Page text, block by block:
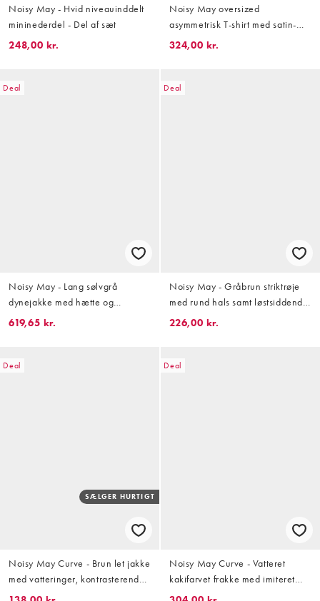
Noisy May - Hvid niveauinddelt
mininederdel - Del af sæt
248,00 kr.
Noisy May oversized
asymmetrisk T-shirt med satin-
detalje i sort
324,00 kr.
Deal
Noisy May - Lang sølvgrå
dynejakke med hætte og
polstring
619,65 kr.
Deal
Noisy May - Gråbrun striktrøje
med rund hals samt løstsiddende
pasform
226,00 kr.
Deal
SÆLGER HURTIGT
Noisy May Curve - Brun let jakke
med vatteringer, kontrasterende
fløjlskrave og tern
Deal
Noisy May Curve - Vatteret
kakifarvet frakke med imiteret
pelskrave og -for med